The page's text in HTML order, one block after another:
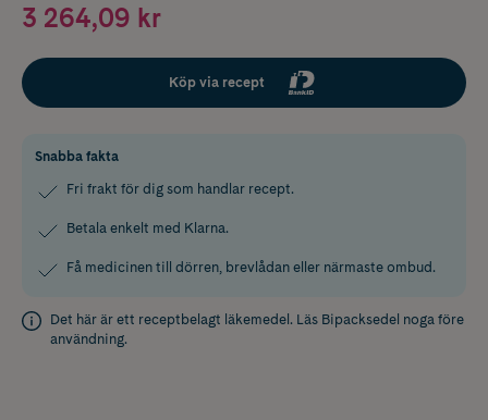
3 264,09 kr
Köp via recept
Snabba fakta
Fri frakt för dig som handlar recept.
Betala enkelt med Klarna.
Få medicinen till dörren, brevlådan eller närmaste ombud.
Det här är ett receptbelagt läkemedel. Läs Bipacksedel noga före
användning.